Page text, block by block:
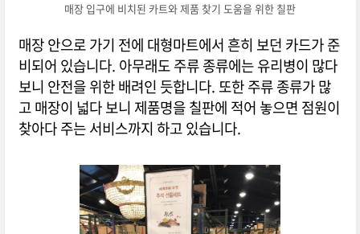
매장 입구에 비치된 카트와 제품 찾기 도움을 위한 칠판
매장 안으로 가기 전에 대형마트에서 흔히 보던 카드가 준
비되어 있습니다. 아무래도 주류 종류에는 유리병이 많다
보니 안전을 위한 배려인 듯합니다. 또한 주류 종류가 많
고 매장이 넓다 보니 제품명을 칠판에 적어 놓으면 점원이
찾아다 주는 서비스까지 하고 있습니다.